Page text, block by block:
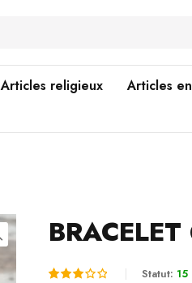
Articles religieux Articles
Statut: